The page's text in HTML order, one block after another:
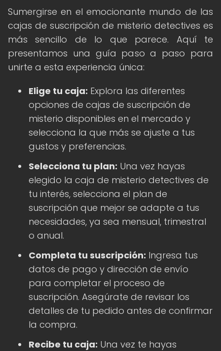
Sumergirse en el emocionante mundo de las
cajas de suscripción de misterio detectives es
más sencillo de lo que parece. Aquí te
presentamos una guía paso a paso para
unirte a esta experiencia única:
Elige tu caja: Explora las diferentes
opciones de cajas de suscripción de
misterio disponibles en el mercado y
selecciona la que más se ajuste a tus
gustos y preferencias.
Selecciona tu plan: Una vez hayas
elegido la caja de misterio detectives de
tu interés, selecciona el plan de
suscripción que mejor se adapte a tus
necesidades, ya sea mensual, trimestral
o anual.
Completa tu suscripción: Ingresa tus
datos de pago y dirección de envío
para completar el proceso de
suscripción. Asegúrate de revisar los
detalles de tu pedido antes de confirmar
la compra.
Recibe tu caja: Una vez te hayas